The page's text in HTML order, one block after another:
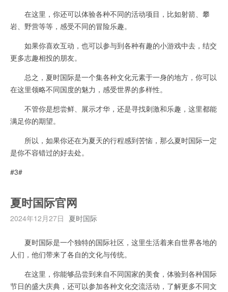
在这里，你还可以体验各种不同的活动项目，比如射箭、攀
岩、野营等等，感受不同的冒险乐趣。
如果你喜欢互动，也可以参与到各种有趣的小游戏中去，结交
更多志趣相投的朋友。
总之，夏时国际是一个集各种文化元素于一身的地方，你可以
在这里领略不同国度的魅力，感受世界的多样性。
不管你是想尝鲜、展示才华，还是寻找刺激和乐趣，这里都能
满足你的期望。
所以，如果你还在为夏天的行程感到苦恼，那么夏时国际一定
是你不容错过的好去处。
#3#
夏时国际官网
2024年12月27日 夏时国际
夏时国际是一个独特的国际社区，这里生活着来自世界各地的
人们，他们带来了各自的文化与传统。
在这里，你能够品尝到来自不同国家的美食，体验到各种国际
节日的盛大庆典，还可以参加各种文化交流活动，了解更多不同文